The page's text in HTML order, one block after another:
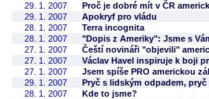
29. 1. 2007
Proč je dobré mít v ČR
29. 1. 2007
Apokryf pro vládu
28. 1. 2007
Terra incognita
28. 1. 2007
"Dopis z Ameriky": Jsme s
27. 1. 2007
Čeští novináři "objevili"
27. 1. 2007
Václav Havel inspiruje k boji
27. 1. 2007
Jsem spíše PRO americkou
29. 1. 2007
Pryč s lidským odpadem,
28. 1. 2007
Kde to jsme?